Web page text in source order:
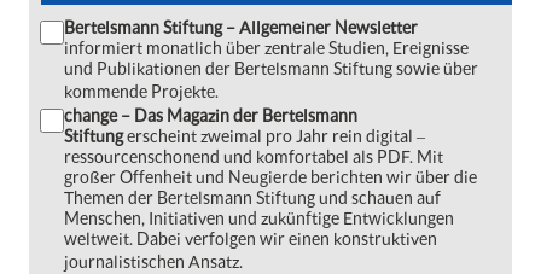
Bertelsmann Stiftung – Allgemeiner Newsletter
informiert monatlich über zentrale Studien, Ereignisse
und Publikationen der Bertelsmann Stiftung sowie über
kommende Projekte.
change – Das Magazin der Bertelsmann
Stiftungerscheint zweimal pro Jahr rein digital ‒
ressourcenschonend und komfortabel als PDF. Mit
großer Offenheit und Neugierde berichten wir über die
Themen der Bertelsmann Stiftung und schauen auf
Menschen, Initiativen und zukünftige Entwicklungen
weltweit. Dabei verfolgen wir einen konstruktiven
journalistischen Ansatz.